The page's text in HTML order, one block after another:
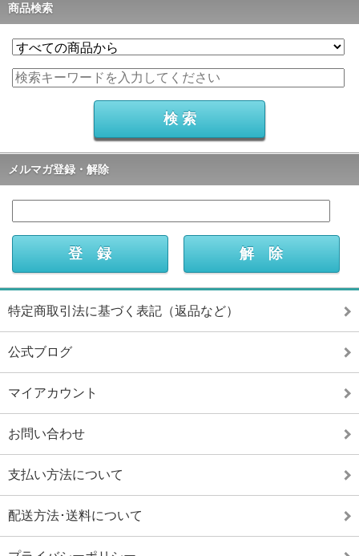
商品検索
メルマガ登録・解除
特定商取引法に基づく表記（返品など）
公式ブログ
マイアカウント
お問い合わせ
支払い方法について
配送方法･送料について